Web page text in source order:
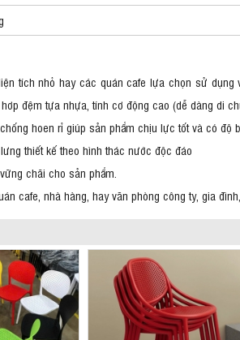
tích nhỏ hay các quán cafe lựa chọn sử
đệm tựa nhựa, tính cơ động cao (dễ dàng di
hoen rỉ giúp sản phẩm chịu lực tốt và có độ
thiết kế theo hình thác nước độc đáo
chãi cho sản phẩm.
cafe, nhà hàng, hay văn phòng công ty, gia